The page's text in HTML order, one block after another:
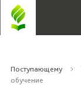
Поступающему
обучение